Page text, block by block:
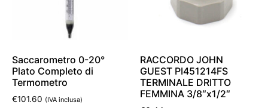
Saccarometro 0-20°
Plato Completo di
Termometro
€101.60 (IVA inclusa)
RACCORDO JOHN
GUEST PI451214FS
TERMINALE DRITTO
FEMMINA 3/8″x1/2″